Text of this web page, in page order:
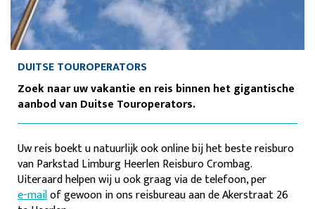
DUITSE TOUROPERATORS
Zoek naar uw vakantie en reis binnen het gigantische
aanbod van Duitse Touroperators.
Uw reis boekt u natuurlijk ook online bij het beste reisburo
van Parkstad Limburg Heerlen Reisburo Crombag.
Uiteraard helpen wij u ook graag via de telefoon, per
e-mailof gewoon in ons reisbureau aan de Akerstraat 26